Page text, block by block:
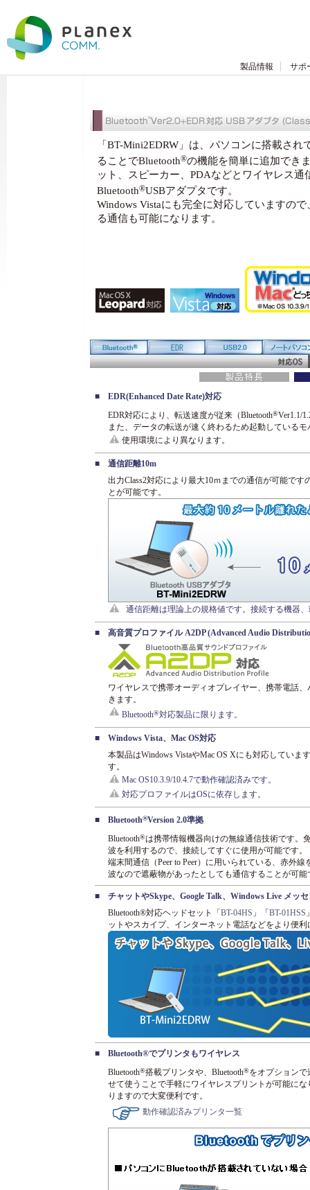
製品情報 サポ
「BT-Mini2EDRW」は、パソコンに搭載され
ることでBluetooth®の機能を簡単に追加でき
ット、スピーカー、PDAなどとワイヤレス通
Bluetooth®USBアダプタです。
Windows Vistaにも完全に対応していますの
る通信も可能になります。
■
EDR(Enhanced Date Rate)対応
EDR対応により、転送速度が従来（Bluetooth®Ver1.1/
また、データの転送が速く終わるため起動している
使用環境により異なります。
■
通信距離10m
出力Class2対応により最大10ｍまでの通信が可能で
とが可能です。
通信距離は理論上の規格値です。接続する機器
■ 高音質プロファイル A2DP (Advanced Audio
ワイヤレスで携帯オーディオプレイヤー、携帯電話
きます。
Bluetooth®対応製品に限ります。
■
Windows Vista、Mac OS対応
本製品はWindows VistaやMac OS Xにも対応してい
す。
Mac OS10.3.9/10.4.7で動作確認済みです。
対応プロファイルはOSに依存します。
■ Bluetooth®Version 2.0準拠
Bluetooth®は携帯情報機器向けの無線通信技術です。
波を利用するので、接続してすぐに使用が可能です。
端末間通信（Peer to Peer）に用いられている、赤外
波なので遮蔽物があったとしても通信することが可能
■
チャットやSkype、Google Talk、Windows Live メッ
Bluetooth®対応ヘッドセット「 BT-04HS 」「 BT-01HSS
ットやスカイプ、インターネット電話などをより便
■
Bluetooth®でプリンタもワイヤレス
Bluetooth®搭載プリンタや、Bluetooth®をオプションで
せて使うことで手軽にワイヤレスプリントが可能に
りますので大変便利です。
動作確認済みプリンタ一覧